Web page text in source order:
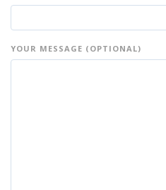
YOUR MESSAGE (OPTIONAL)